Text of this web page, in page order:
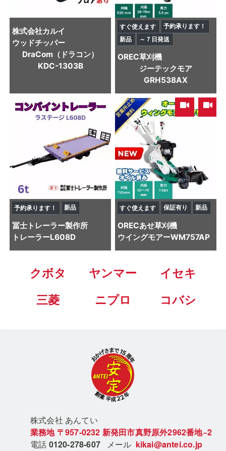
株式会社カルイ
ウッドチッパー
DraCom（ドラコン）
KDC-1303B
すぐ使えます
予約承ります！
新品
～７日発送
OREC草刈機
ジーテックモア
GRH538AX
予約承ります！ 新品
冨士トレーラー製作所
トレーラーL608D
すぐ使えます 保証有り 新品
ORECあせ草刈機
ウイングモアーWM757AP
クボタ ヤンマー
イセキ
三菱
ニプロ コバシ
株式会社 あんてい
業務地 〒957-0232 新発田市真野原外2962番地−2
電話 0120-278-607 メール kikai@antei.co.jp